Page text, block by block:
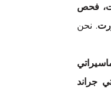
فحص
. نحن
جراند